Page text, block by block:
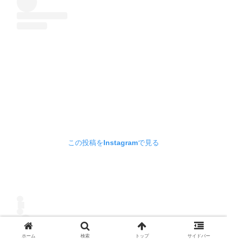
この投稿をInstagramで見る
ホーム 検索 トップ サイドバー